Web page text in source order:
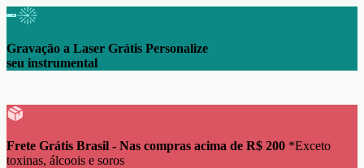
Gravação a Laser Grátis Personalize
seu instrumental
Frete Grátis Brasil - Nas compras acima de R$ 200 *Exceto
toxinas, álcoois e soros